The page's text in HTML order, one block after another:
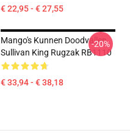
€ 22,95 - € 27,55
Mango's Kunnen Doodvallen.
Sullivan King Rugzak RB1110
€ 33,94 - € 38,18
-20%